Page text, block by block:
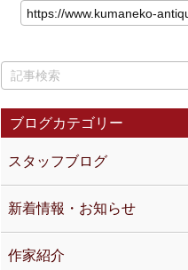
ブログカテゴリー
スタッフブログ
新着情報・お知らせ
作家紹介